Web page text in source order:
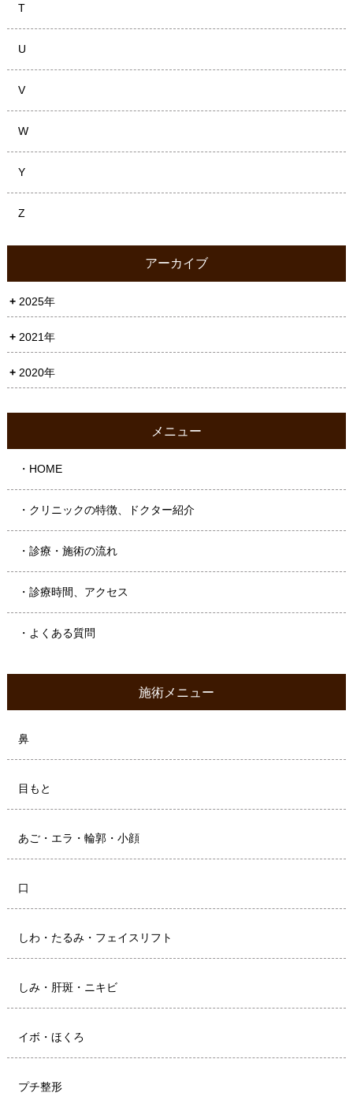
T
U
V
W
Y
Z
アーカイブ
2025年
2021年
2020年
メニュー
・HOME
・クリニックの特徴、ドクター紹介
・診療・施術の流れ
・診療時間、アクセス
・よくある質問
施術メニュー
鼻
目もと
あご・エラ・輪郭・小顔
口
しわ・たるみ・フェイスリフト
しみ・肝斑・ニキビ
イボ・ほくろ
プチ整形